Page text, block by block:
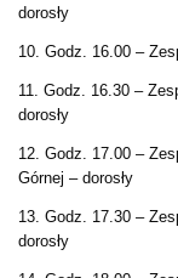
dorosły
10. Godz. 16.00 –
11. Godz. 16.30 –
dorosły
12. Godz. 17.00 –
Górnej – dorosły
13. Godz. 17.30 –
dorosły